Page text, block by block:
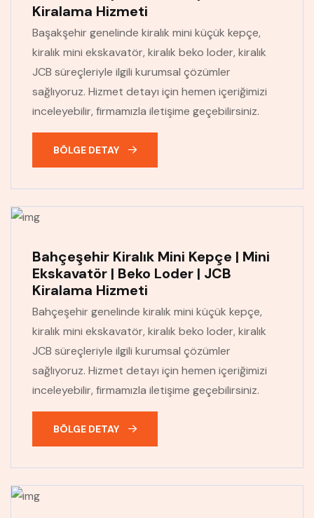
Kiralama Hizmeti
Başakşehir genelinde kiralık mini küçük kepçe,
kiralık mini ekskavatör, kiralık beko loder, kiralık
JCB süreçleriyle ilgili kurumsal çözümler
sağlıyoruz. Hizmet detayı için hemen içeriğimizi
inceleyebilir, firmamızla iletişime geçebilirsiniz.
BÖLGE DETAY
Bahçeşehir Kiralık Mini Kepçe | Mini
Ekskavatör | Beko Loder | JCB
Kiralama Hizmeti
Bahçeşehir genelinde kiralık mini küçük kepçe,
kiralık mini ekskavatör, kiralık beko loder, kiralık
JCB süreçleriyle ilgili kurumsal çözümler
sağlıyoruz. Hizmet detayı için hemen içeriğimizi
inceleyebilir, firmamızla iletişime geçebilirsiniz.
BÖLGE DETAY